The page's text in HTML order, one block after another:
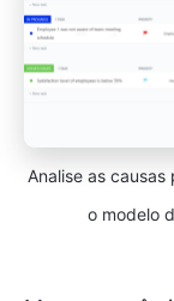
Analise as
o modelo